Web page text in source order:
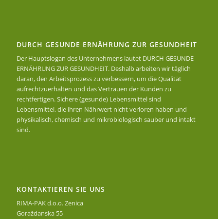
DURCH GESUNDE ERNÄHRUNG ZUR GESUNDHEIT
Der Hauptslogan des Unternehmens lautet DURCH GESUNDE
ERNÄHRUNG ZUR GESUNDHEIT. Deshalb arbeiten wir täglich
daran, den Arbeitsprozess zu verbessern, um die Qualität
aufrechtzuerhalten und das Vertrauen der Kunden zu
rechtfertigen. Sichere (gesunde) Lebensmittel sind
Lebensmittel, die ihren Nährwert nicht verloren haben und
physikalisch, chemisch und mikrobiologisch sauber und intakt
sind.
KONTAKTIEREN SIE UNS
RIMA-PAK d.o.o. Zenica
Goraždanska 55